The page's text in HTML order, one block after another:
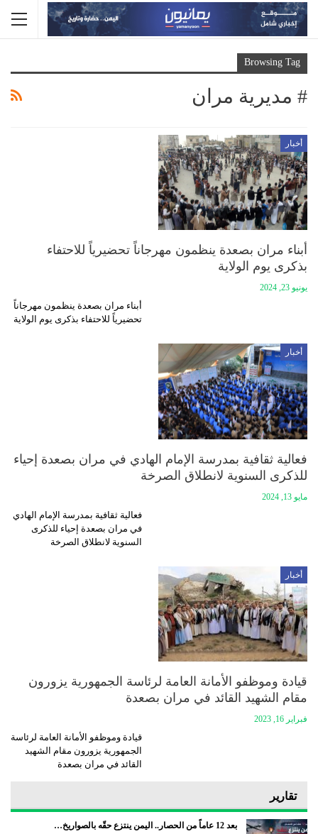
Browsing Tag
# مديرية مران
أخبار
أبناء مران بصعدة ينظمون مهرجاناً تحضيرياً للاحتفاء
بذكرى يوم الولاية
يونيو 23, 2024
أبناء مران بصعدة ينظمون مهرجاناً
تحضيرياً للاحتفاء بذكرى يوم الولاية
أخبار
فعالية ثقافية بمدرسة الإمام الهادي في مران بصعدة إحياء
للذكرى السنوية لانطلاق الصرخة
مايو 13, 2024
فعالية ثقافية بمدرسة الإمام الهادي
في مران بصعدة إحياء للذكرى
السنوية لانطلاق الصرخة
أخبار
قيادة وموظفو الأمانة العامة لرئاسة الجمهورية يزورون
مقام الشهيد القائد في مران بصعدة
فبراير 16, 2023
قيادة وموظفو الأمانة العامة لرئاسة
الجمهورية يزورون مقام الشهيد
القائد في مران بصعدة
تقارير
بعد 12 عاماً من الحصار.. اليمن ينتزع حقّه بالصواريخ…